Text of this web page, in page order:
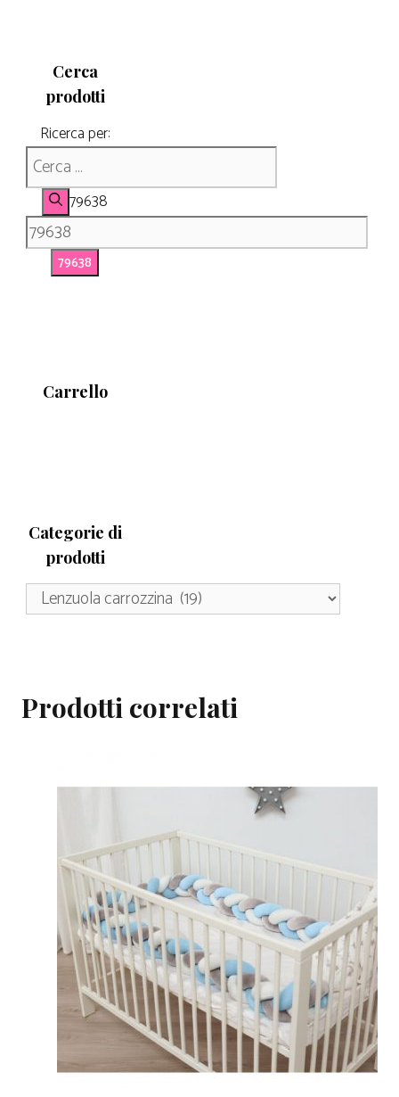
Cerca
prodotti
Ricerca per:
79638
Carrello
Categorie di
prodotti
Prodotti correlati